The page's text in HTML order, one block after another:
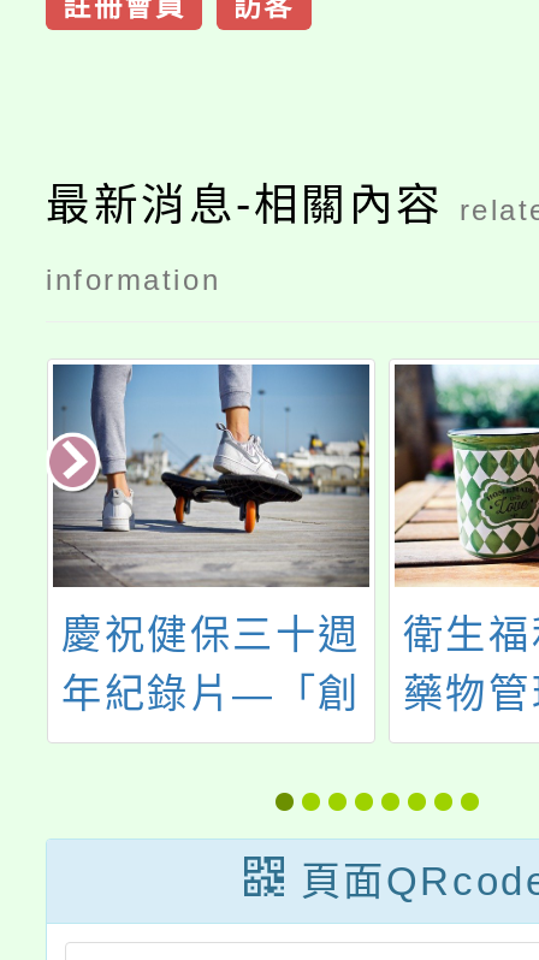
最新消息-相關內容
information
慶祝健保三十週
年紀錄片—「創
造奇蹟的旅程」
衛生
藥物
「唐
菌椰
及邦
管
頁面